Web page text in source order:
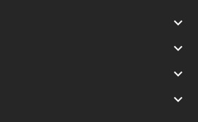



